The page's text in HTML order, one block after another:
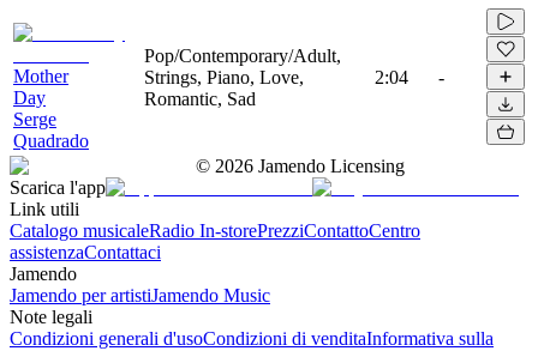
Mother
Day
Serge
Quadrado
Pop/Contemporary/Adult,
Strings, Piano, Love,
Romantic, Sad
2:04 -
© 2026 Jamendo Licensing
Scarica l'app
Link utili
Catalogo musicaleRadio In-storePrezziContattoCentro
assistenzaContattaci
Jamendo
Jamendo per artistiJamendo Music
Note legali
Condizioni generali d'usoCondizioni di venditaInformativa sulla